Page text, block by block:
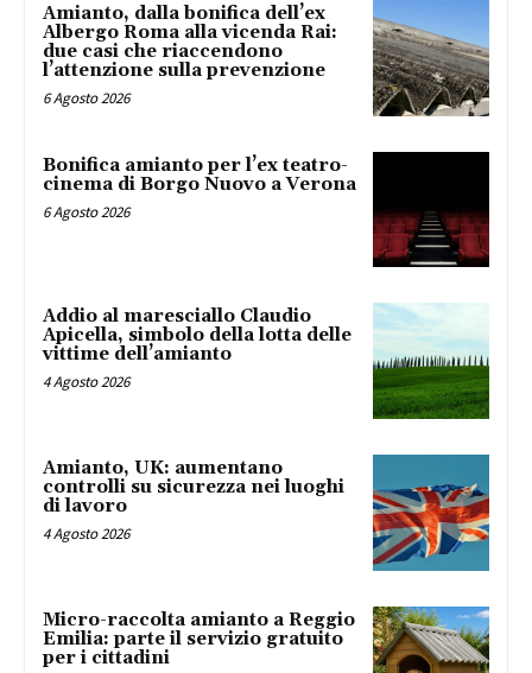
Amianto, dalla bonifica dell’ex
Albergo Roma alla vicenda Rai:
due casi che riaccendono
l’attenzione sulla prevenzione
6 Agosto 2026
Bonifica amianto per l’ex teatro-
cinema di Borgo Nuovo a Verona
6 Agosto 2026
Addio al maresciallo Claudio
Apicella, simbolo della lotta delle
vittime dell’amianto
4 Agosto 2026
Amianto, UK: aumentano
controlli su sicurezza nei luoghi
di lavoro
4 Agosto 2026
Micro-raccolta amianto a Reggio
Emilia: parte il servizio gratuito
per i cittadini